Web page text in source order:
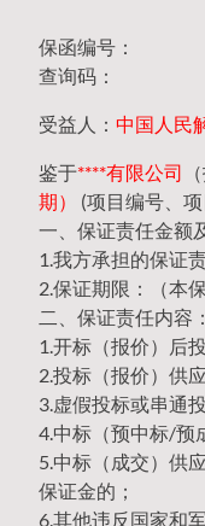
保函编号：
查询码：
受益人： 中国人民
鉴于****有限公司
期）
(项目编号、
一、保证责任金额
1.我方承担的保证
2.保证期限：（本
二、保证责任内容：
1.开标（报价）后
2.投标（报价）供
3.虚假投标或串通
4.中标（预中标/预
5.中标（成交）供
保证金的；
6.其他违反国家和